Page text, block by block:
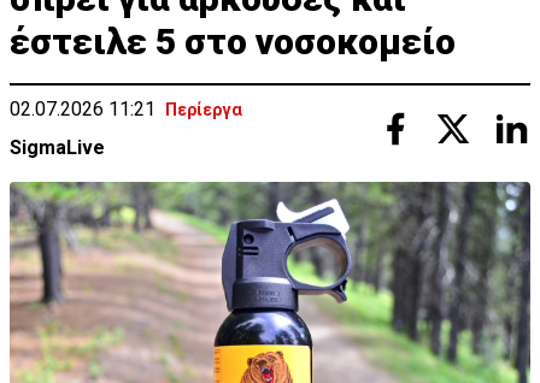
έστειλε 5 στο νοσοκομείο
02.07.2026 11:21 Περίεργα
SigmaLive